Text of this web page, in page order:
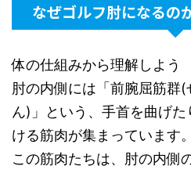
なぜゴルフ肘になるの
体の仕組みから理解しよう
肘の内側には「前腕屈筋群
ん)」という、手首を曲げ
ける筋肉が集まっています。
この筋肉たちは、肘の内側